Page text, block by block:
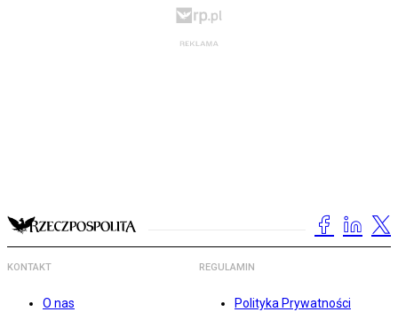
KONTAKT
O nas
REGULAMIN
Polityka Prywatności